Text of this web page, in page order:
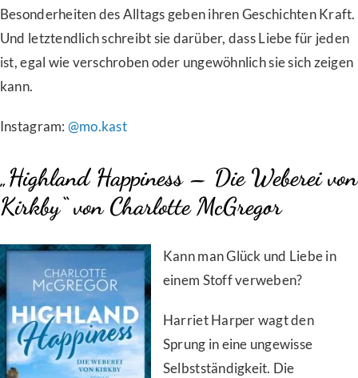
Besonderheiten des Alltags geben ihren Geschichten Kraft.
Und letztendlich schreibt sie darüber, dass Liebe für jeden
ist, egal wie verschroben oder ungewöhnlich sie sich zeigen
kann.
Instagram: @mo.kast
„Highland Happiness – Die Weberei von
Kirkby“ von Charlotte McGregor
Kann man Glück und Liebe in
einem Stoff verweben?
Harriet Harper wagt den
Sprung in eine ungewisse
Selbstständigkeit. Die